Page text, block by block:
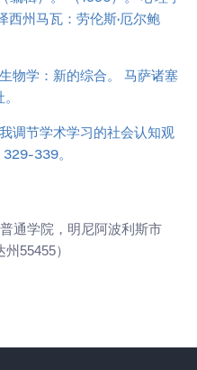
西州马瓦：劳伦斯·厄尔鲍
物学：新的综合。 马萨诸塞
调节学术学习的社会认知观
339。
通学院，明尼阿波利斯市
55455）